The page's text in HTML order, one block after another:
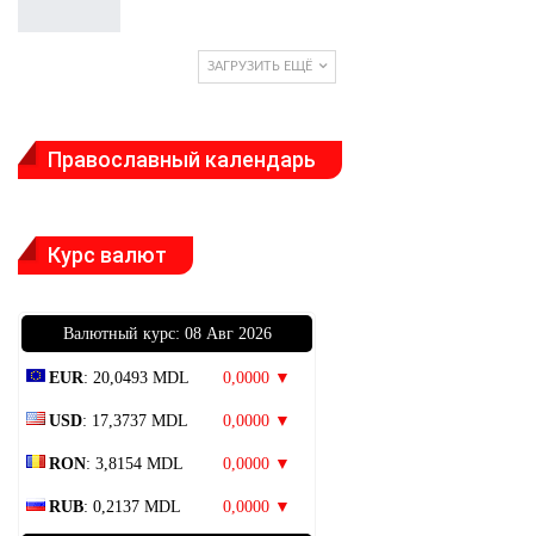
ЗАГРУЗИТЬ ЕЩЁ
Православный календарь
Курс валют
Bалютный курс: 08 Авг 2026
EUR: 20,0493 MDL 0,0000 ▼
USD: 17,3737 MDL 0,0000 ▼
RON: 3,8154 MDL 0,0000 ▼
RUB: 0,2137 MDL 0,0000 ▼